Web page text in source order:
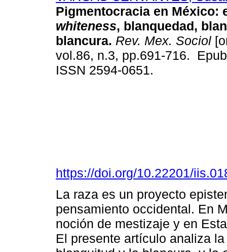
Pigmentocracia en México:
whiteness, blanquedad,
blancura. Rev. Mex. Sociol
vol.86, n.3, pp.691-716.
ISSN 2594-0651.
https://doi.org/10.22201/
La raza es un proyecto
pensamiento occidental. En
noción de mestizaje y en
El presente artículo analiza